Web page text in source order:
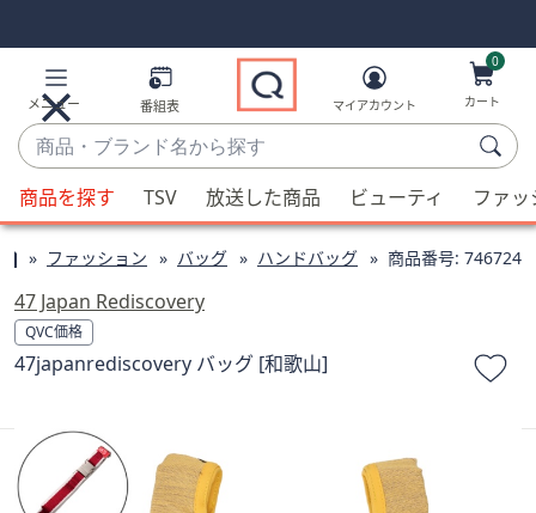
Links
Links2
メニュー 番組表
商
品・
ブ
ラ
ン
名
か
ら
候
補
利
用
可
能
な
合、
上
下
マイアカウント
0
カート
商品を探す TSV 放送した商品 ビューティ ファ
ファッション バッグ ハンドバッグ 商品番号: 746724
47 Japan Rediscovery
QVC価格
47japanrediscovery バッグ [和歌山]